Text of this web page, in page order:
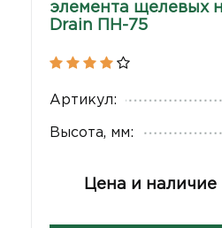
элемента щелевых
Drain ПН-75
Артикул:
Высота, мм:
Цена и наличие